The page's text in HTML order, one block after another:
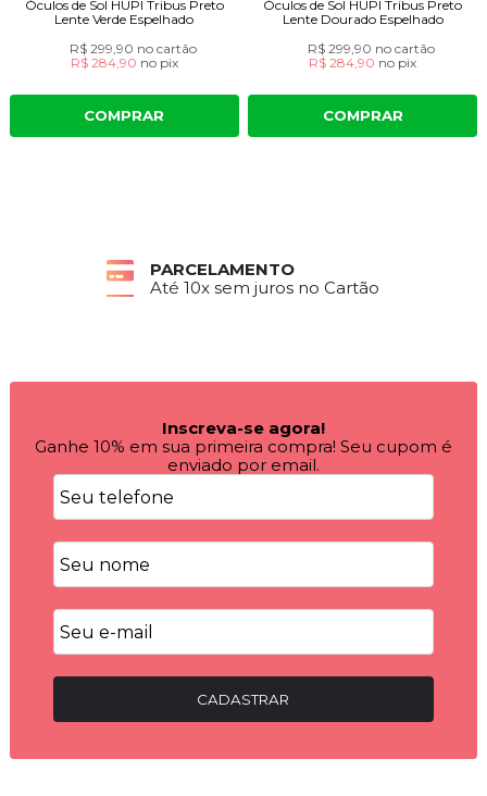
Óculos de Sol HUPI Tribus Preto
Lente Verde Espelhado
R$ 299,90 no cartão
R$ 284,90 no pix
COMPRAR
Óculos de Sol HUPI Tribus Preto
Lente Dourado Espelhado
R$ 299,90 no cartão
R$ 284,90 no pix
COMPRAR
PARCELAMENTO
Até 10x sem juros no Cartão
Inscreva-se agora!
Ganhe 10% em sua primeira compra! Seu cupom é
enviado por email.
CADASTRAR